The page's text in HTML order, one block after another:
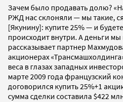
Зачем было продавать долю?
РЖД нас склоняли — мы такие,
[Якунину]: купите 25% — и
происходит внутри. А деньги
рассказывает партнер
акционерах
веса в глазах западных
марте 2009 года французский
договорился купить 25%+1
сумма сделки составила $422